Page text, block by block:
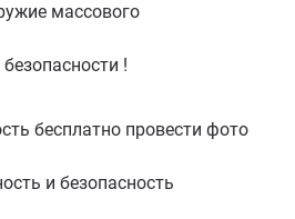
массового
!
бесплатно провести фото
и безопасность